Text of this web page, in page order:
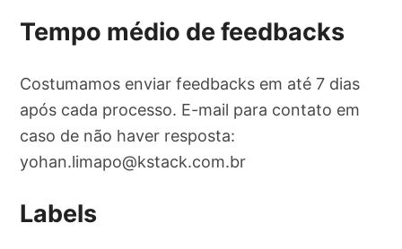
Tempo médio de feedbacks
Costumamos enviar feedbacks em até 7 dias
após cada processo. E-mail para contato em
caso de não haver resposta:
yohan.limapo@kstack.com.br
Labels